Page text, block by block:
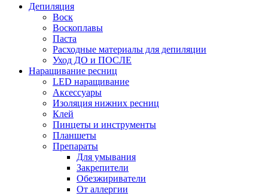
Депиляция
Воск
Воскоплавы
Паста
Расходные материалы для депиляции
Уход ДО и ПОСЛЕ
Наращивание ресниц
LED наращивание
Аксессуары
Изоляция нижних ресниц
Клей
Пинцеты и инструменты
Планшеты
Препараты
Для умывания
Закрепители
Обезжириватели
От аллергии